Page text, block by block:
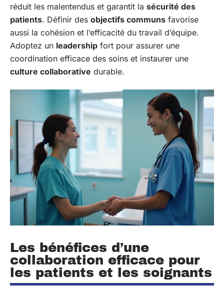
réduit les malentendus et garantit la sécurité des
patients. Définir des objectifs communs favorise
aussi la cohésion et l’efficacité du travail d’équipe.
Adoptez un leadership fort pour assurer une
coordination efficace des soins et instaurer une
culture collaborative durable.
Les bénéfices d’une
collaboration efficace pour
les patients et les soignants